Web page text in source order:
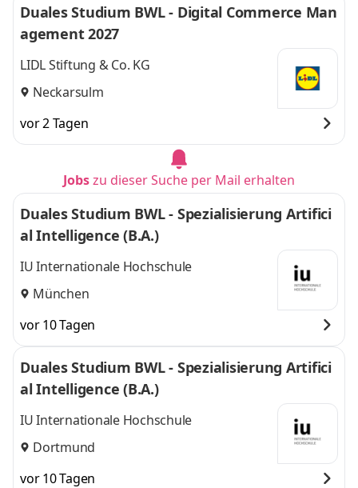
Duales Studium BWL - Digital Commerce Man
agement 2027
LIDL Stiftung & Co. KG
Neckarsulm
vor 2 Tagen
Jobszu dieser Suche per Mail erhalten
Duales Studium BWL - Spezialisierung Artifici
al Intelligence (B.A.)
IU Internationale Hochschule
München
vor 10 Tagen
Duales Studium BWL - Spezialisierung Artifici
al Intelligence (B.A.)
IU Internationale Hochschule
Dortmund
vor 10 Tagen